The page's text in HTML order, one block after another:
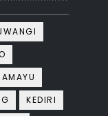
KEDIRI